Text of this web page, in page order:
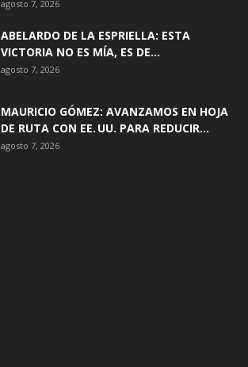
agosto 7, 2026
ABELARDO DE LA ESPRIELLA: ESTA
VICTORIA NO ES MÍA, ES DE...
agosto 7, 2026
MAURICIO GÓMEZ: AVANZAMOS EN HOJA
DE RUTA CON EE. UU. PARA REDUCIR...
agosto 7, 2026